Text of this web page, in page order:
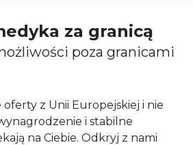
za granicą
poza granicami
z Unii Europejskiej i nie
i stabilne
na Ciebie. Odkryj z nami